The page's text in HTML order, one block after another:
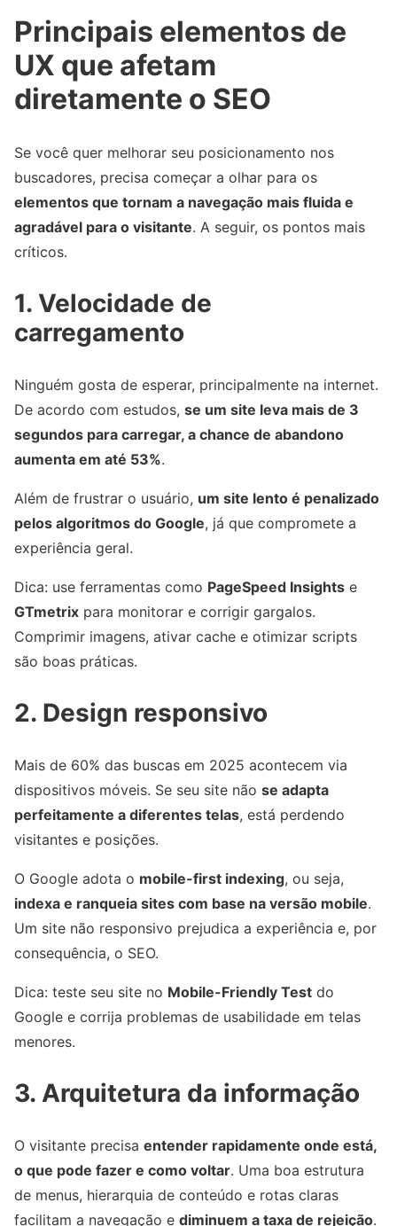
Principais elementos de
UX que afetam
diretamente o SEO
Se você quer melhorar seu posicionamento nos
buscadores, precisa começar a olhar para os
elementos que tornam a navegação mais fluida e
agradável para o visitante. A seguir, os pontos mais
críticos.
1. Velocidade de
carregamento
Ninguém gosta de esperar, principalmente na internet.
De acordo com estudos, se um site leva mais de 3
segundos para carregar, a chance de abandono
aumenta em até 53%.
Além de frustrar o usuário, um site lento é penalizado
pelos algoritmos do Google, já que compromete a
experiência geral.
Dica: use ferramentas como PageSpeed Insights e
GTmetrix para monitorar e corrigir gargalos.
Comprimir imagens, ativar cache e otimizar scripts
são boas práticas.
2. Design responsivo
Mais de 60% das buscas em 2025 acontecem via
dispositivos móveis. Se seu site não se adapta
perfeitamente a diferentes telas, está perdendo
visitantes e posições.
O Google adota o mobile-first indexing, ou seja,
indexa e ranqueia sites com base na versão mobile.
Um site não responsivo prejudica a experiência e, por
consequência, o SEO.
Dica: teste seu site no Mobile-Friendly Test do
Google e corrija problemas de usabilidade em telas
menores.
3. Arquitetura da informação
O visitante precisa entender rapidamente onde está,
o que pode fazer e como voltar. Uma boa estrutura
de menus, hierarquia de conteúdo e rotas claras
facilitam a navegação e diminuem a taxa de rejeição.